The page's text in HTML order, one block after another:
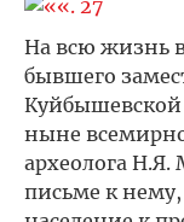
На всю жизнь
бывшего
Куйбышевской
ныне
археолога Н.Я.
письме к нему,